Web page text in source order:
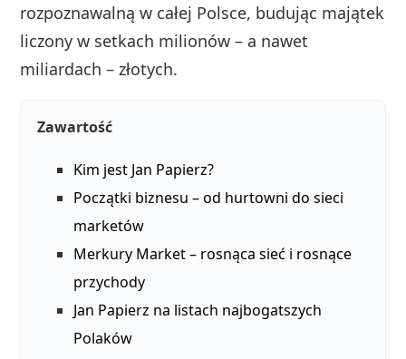
rozpoznawalną w całej Polsce, budując majątek
liczony w setkach milionów – a nawet
miliardach – złotych.
Zawartość
Kim jest Jan Papierz?
Początki biznesu – od hurtowni do sieci
marketów
Merkury Market – rosnąca sieć i rosnące
przychody
Jan Papierz na listach najbogatszych
Polaków